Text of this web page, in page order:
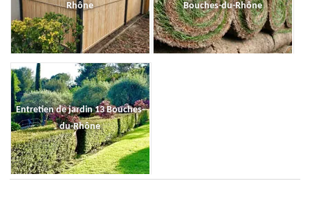
Rhône
Bouches-du-Rhône
Entretien de jardin 13 Bouches-
du-Rhône